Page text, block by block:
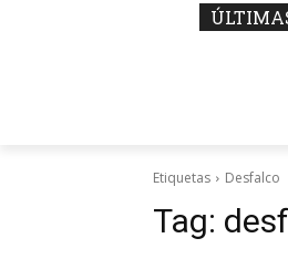
Etiquetas Desfalco
Tag: